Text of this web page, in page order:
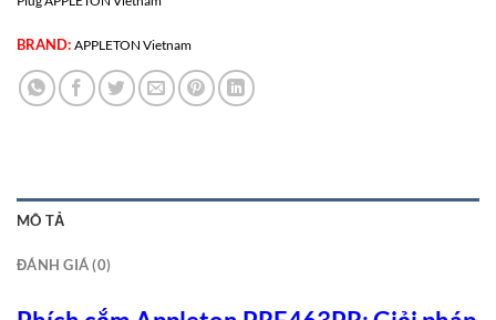
BRAND: APPLETON Vietnam
MÔ TẢ
ĐÁNH GIÁ (0)